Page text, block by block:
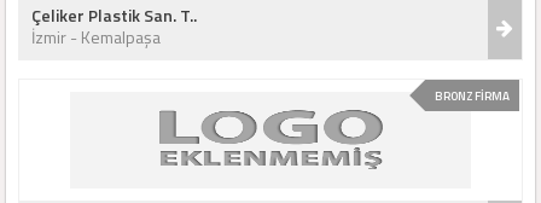
Çeliker Plastik San. T..
İzmir - Kemalpaşa
BRONZ FİRMA